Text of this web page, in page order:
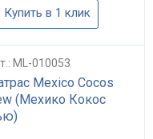
Купить в 1 клик
ML-010053
Mexico Cocos
(Мехико Кокос